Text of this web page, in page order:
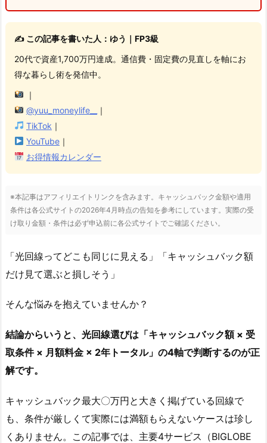
✍️ この記事を書いた人：ゆう｜FP3級
20代で資産1,700万円達成。通信費・固定費の見直しを軸にお
得な暮らし術を発信中。
｜
@yuu_moneylife__
｜
TikTok ｜
YouTube｜
お得情報カレンダー
※本記事はアフィリエイトリンクを含みます。キャッシュバック金額や適用
条件は各公式サイトの2026年4月時点の告知を参考にしています。実際の受
け取り金額・条件は必ず申込前に各公式サイトでご確認ください。
「光回線ってどこも同じに見える」「キャッシュバック額
だけ見て選ぶと損しそう」
そんな悩みを抱えていませんか？
結論からいうと、光回線選びは「キャッシュバック額 × 受
取条件 × 月額料金 × 2年トータル」の4軸で判断するのが正
解です。
キャッシュバック最大〇万円と大きく掲げている回線で
も、条件が厳しくて実際には満額もらえないケースは珍し
くありません。この記事では、主要4サービス（BIGLOBE